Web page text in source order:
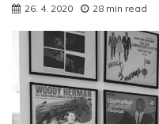
26. 4. 2020 28 min read